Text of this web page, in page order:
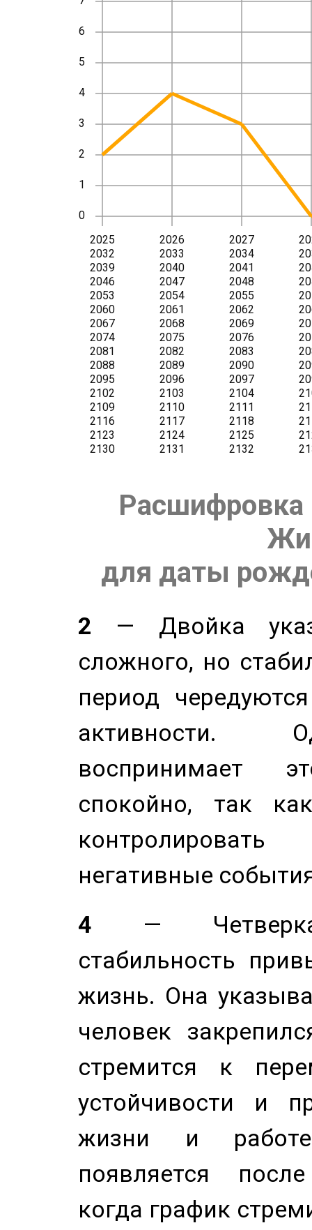
Расшифровка
для даты
2 — Двойка
сложного, но
период
активности.
воспринимает
спокойно, так
негативные
4 — Четверка
стабильность
жизнь. Она
человек
стремится к
устойчивости и
жизни и
появляется
когда график